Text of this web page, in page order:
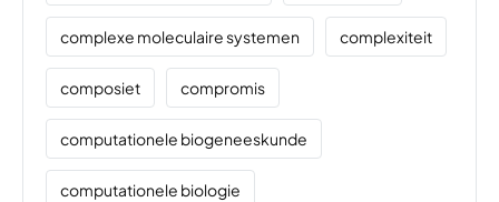
complexe moleculaire systemen complexiteit
composiet compromis
computationele biogeneeskunde
computationele biologie